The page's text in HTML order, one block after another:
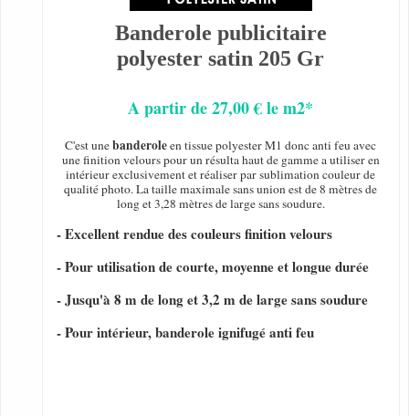
Banderole publicitaire
polyester satin 205 Gr
A partir de 27,00 € le m2*
C'est unebanderoleen tissue polyester M1 donc anti feu avec
une finition velours pour un résulta haut de gamme a utiliser en
intérieur exclusivement et réaliser par sublimation couleur de
qualité photo. La taille maximale sans union est de 8 mètres de
long et 3,28 mètres de large sans soudure.
- Excellent rendue des couleurs finition velours
- Pour utilisation de courte, moyenne et longue durée
- Jusqu'à 8 m de long et 3,2 m de large sans soudure
- Pour intérieur, banderole ignifugé anti feu